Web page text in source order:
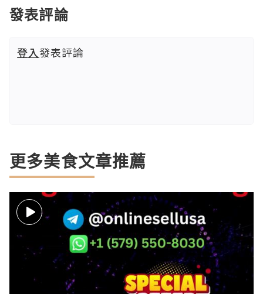
發表評論
登入發表評論
更多美食文章推薦